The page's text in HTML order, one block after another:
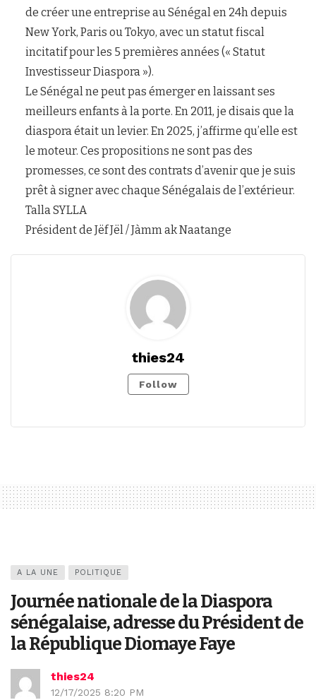
de créer une entreprise au Sénégal en 24h depuis
New York, Paris ou Tokyo, avec un statut fiscal
incitatif pour les 5 premières années (« Statut
Investisseur Diaspora »).
Le Sénégal ne peut pas émerger en laissant ses
meilleurs enfants à la porte. En 2011, je disais que la
diaspora était un levier. En 2025, j’affirme qu’elle est
le moteur. Ces propositions ne sont pas des
promesses, ce sont des contrats d’avenir que je suis
prêt à signer avec chaque Sénégalais de l’extérieur.
Talla SYLLA
Président de Jëf Jël / Jàmm ak Naatange
thies24
Follow
A LA UNE POLITIQUE
Journée nationale de la Diaspora
sénégalaise, adresse du Président de
la République Diomaye Faye
thies24
12/17/2025 8:20 PM